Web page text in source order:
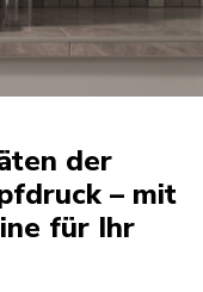
der
– mit
für Ihr